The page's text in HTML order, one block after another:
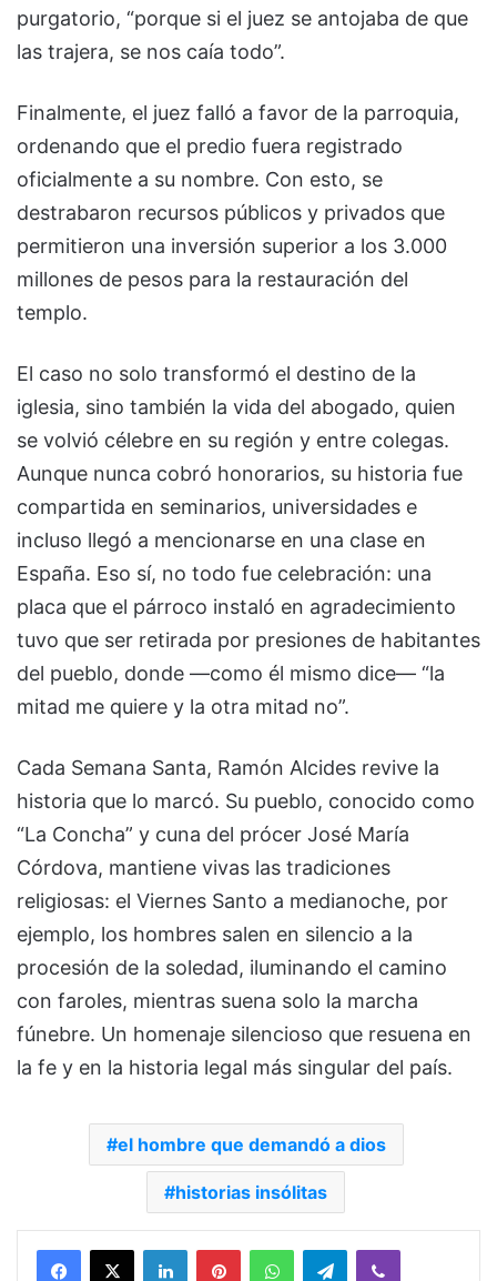
purgatorio, “porque si el juez se antojaba de que
las trajera, se nos caía todo”.
Finalmente, el juez falló a favor de la parroquia,
ordenando que el predio fuera registrado
oficialmente a su nombre. Con esto, se
destrabaron recursos públicos y privados que
permitieron una inversión superior a los 3.000
millones de pesos para la restauración del
templo.
El caso no solo transformó el destino de la
iglesia, sino también la vida del abogado, quien
se volvió célebre en su región y entre colegas.
Aunque nunca cobró honorarios, su historia fue
compartida en seminarios, universidades e
incluso llegó a mencionarse en una clase en
España. Eso sí, no todo fue celebración: una
placa que el párroco instaló en agradecimiento
tuvo que ser retirada por presiones de habitantes
del pueblo, donde —como él mismo dice— “la
mitad me quiere y la otra mitad no”.
Cada Semana Santa, Ramón Alcides revive la
historia que lo marcó. Su pueblo, conocido como
“La Concha” y cuna del prócer José María
Córdova, mantiene vivas las tradiciones
religiosas: el Viernes Santo a medianoche, por
ejemplo, los hombres salen en silencio a la
procesión de la soledad, iluminando el camino
con faroles, mientras suena solo la marcha
fúnebre. Un homenaje silencioso que resuena en
la fe y en la historia legal más singular del país.
el hombre que demandó a dios
historias insólitas
Facebook
X LinkedInPinterestWhatsAppTelegramViber